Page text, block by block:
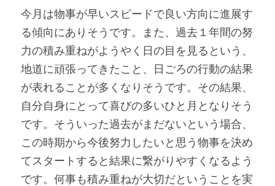
今月は物事が早いスピードで良い方向に進展す
る傾向にありそうです。また、過去１年間の努
力の積み重ねがようやく日の目を見るという、
地道に頑張ってきたこと、日ごろの行動の結果
が表れることが多くなりそうです。その結果、
自分自身にとって喜びの多いひと月となりそう
です。そういった過去がまだないという場合、
この時期から今後努力したいと思う物事を決め
てスタートすると結果に繋がりやすくなるよう
です。何事も積み重ねが大切だということを実